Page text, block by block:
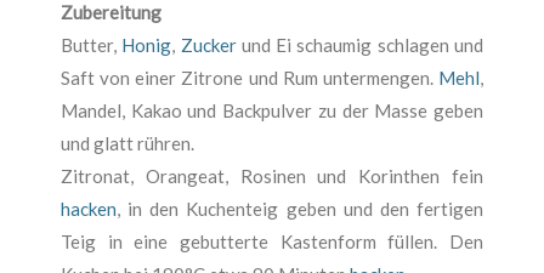
Zubereitung
Butter, Honig, Zuckerund Ei schaumig schlagen und
Saft von einer Zitrone und Rum untermengen. Mehl,
Mandel, Kakao und Backpulver zu der Masse geben
und glatt rühren.
Zitronat, Orangeat, Rosinen und Korinthen fein
hacken, in den Kuchenteig geben und den fertigen
Teig in eine gebutterte Kastenform füllen. Den